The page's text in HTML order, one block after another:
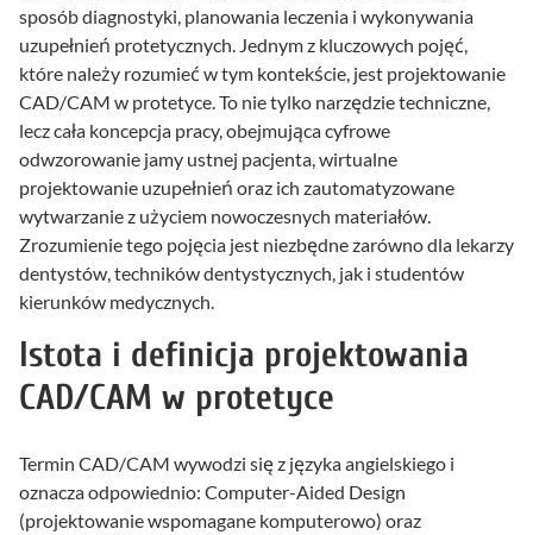
sposób diagnostyki, planowania leczenia i wykonywania
uzupełnień protetycznych. Jednym z kluczowych pojęć,
które należy rozumieć w tym kontekście, jest projektowanie
CAD/CAM w protetyce. To nie tylko narzędzie techniczne,
lecz cała koncepcja pracy, obejmująca cyfrowe
odwzorowanie jamy ustnej pacjenta, wirtualne
projektowanie uzupełnień oraz ich zautomatyzowane
wytwarzanie z użyciem nowoczesnych materiałów.
Zrozumienie tego pojęcia jest niezbędne zarówno dla lekarzy
dentystów, techników dentystycznych, jak i studentów
kierunków medycznych.
Istota i definicja projektowania
CAD/CAM w protetyce
Termin CAD/CAM wywodzi się z języka angielskiego i
oznacza odpowiednio: Computer-Aided Design
(projektowanie wspomagane komputerowo) oraz